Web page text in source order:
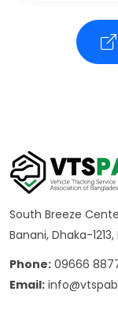
South Breeze
Banani, Dhaka-
Phone: 09666
Email: